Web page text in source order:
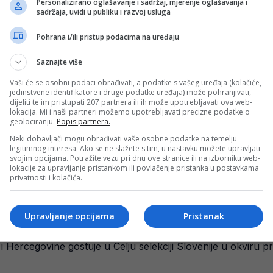
Feđa Dudić odgovorio Zahoviču gospodski!
sezone, a ekipa Feđe Dudića ponovo se
i Hercegovine igraju narednu utakmicu
i Hercegovine je danas u Celju porazom od Slovenije
igraju hrabro, Vasilj je naš dragulj
Hercegovine gostuje u Celju selekciji Slovenije u okviru
Personalizirano oglašavanje i sadržaj, mjerenje oglašavanja i
sadržaja, uvidi u publiku i razvoj usluga
Pohrana i/ili pristup podacima na uređaju
Saznajte više
Vaši će se osobni podaci obrađivati, a podatke s vašeg uređaja (kolačiće,
jedinstvene identifikatore i druge podatke uređaja) može pohranjivati,
dijeliti te im pristupati 207 partnera ili ih može upotrebljavati ova web-
lokacija. Mi i naši partneri možemo upotrebljavati precizne podatke o
geolociranju. Popis partnera.
Neki dobavljači mogu obrađivati vaše osobne podatke na temelju
legitimnog interesa. Ako se ne slažete s tim, u nastavku možete upravljati
svojim opcijama. Potražite vezu pri dnu ove stranice ili na izborniku web-
lokacije za upravljanje pristankom ili povlačenje pristanka u postavkama
privatnosti i kolačića.
Pristanak
Upravljanje opcijama